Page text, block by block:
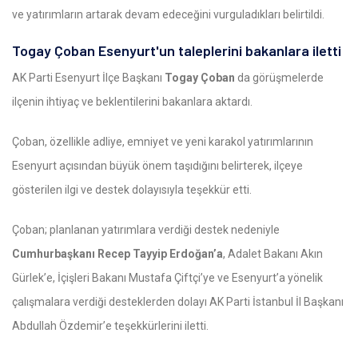
ve yatırımların artarak devam edeceğini vurguladıkları belirtildi.
Togay Çoban Esenyurt'un taleplerini bakanlara iletti
AK Parti Esenyurt İlçe Başkanı Togay Çoban da görüşmelerde
ilçenin ihtiyaç ve beklentilerini bakanlara aktardı.
Çoban, özellikle adliye, emniyet ve yeni karakol yatırımlarının
Esenyurt açısından büyük önem taşıdığını belirterek, ilçeye
gösterilen ilgi ve destek dolayısıyla teşekkür etti.
Çoban; planlanan yatırımlara verdiği destek nedeniyle
Cumhurbaşkanı Recep Tayyip Erdoğan’a, Adalet Bakanı Akın
Gürlek’e, İçişleri Bakanı Mustafa Çiftçi’ye ve Esenyurt’a yönelik
çalışmalara verdiği desteklerden dolayı AK Parti İstanbul İl Başkanı
Abdullah Özdemir’e teşekkürlerini iletti.